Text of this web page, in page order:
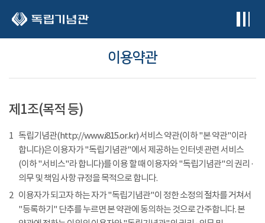
이용약관
제1조(목적 등)
1 독립기념관(http://www.i815.or.kr) 서비스 약관(이하 "본 약관"이라
합니다)은 이용자가 "독립기념관"에서 제공하는 인터넷 관련 서비스
(이하 "서비스"라 합니다)를 이용 할 때 이용자와 "독립기념관"의 권리 ·
의무 및 책임 사항 규정을 목적으로 합니다.
2 이용자가 되고자 하는 자가 "독립기념관"이 정한 소정의 절차를 거쳐서
"등록하기" 단추를 누르면 본 약관에 동의하는 것으로 간주합니다. 본